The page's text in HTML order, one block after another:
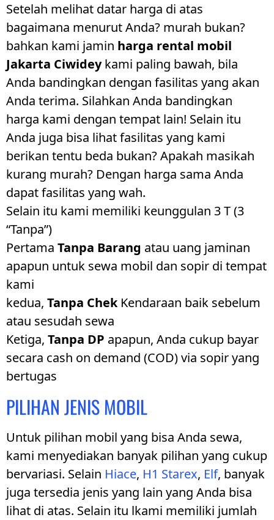
Setelah melihat datar harga di atas
bagaimana menurut Anda? murah bukan?
bahkan kami jamin harga rental mobil
Jakarta Ciwideykami paling bawah, bila
Anda bandingkan dengan fasilitas yang akan
Anda terima. Silahkan Anda bandingkan
harga kami dengan tempat lain! Selain itu
Anda juga bisa lihat fasilitas yang kami
berikan tentu beda bukan? Apakah masikah
kurang murah? Dengan harga sama Anda
dapat fasilitas yang wah.
Selain itu kami memiliki keunggulan 3 T (3
“Tanpa”)
Pertama Tanpa Barang atau uang jaminan
apapun untuk sewa mobil dan sopir di tempat
kami
kedua, Tanpa Chek Kendaraan baik sebelum
atau sesudah sewa
Ketiga, Tanpa DP apapun, Anda cukup bayar
secara cash on demand (COD) via sopir yang
bertugas
PILIHAN JENIS MOBIL
Untuk pilihan mobil yang bisa Anda sewa,
kami menyediakan banyak pilihan yang cukup
bervariasi. Selain Hiace, H1 Starex, Elf, banyak
juga tersedia jenis yang lain yang Anda bisa
lihat di atas. Selain itu lkami memiliki jumlah